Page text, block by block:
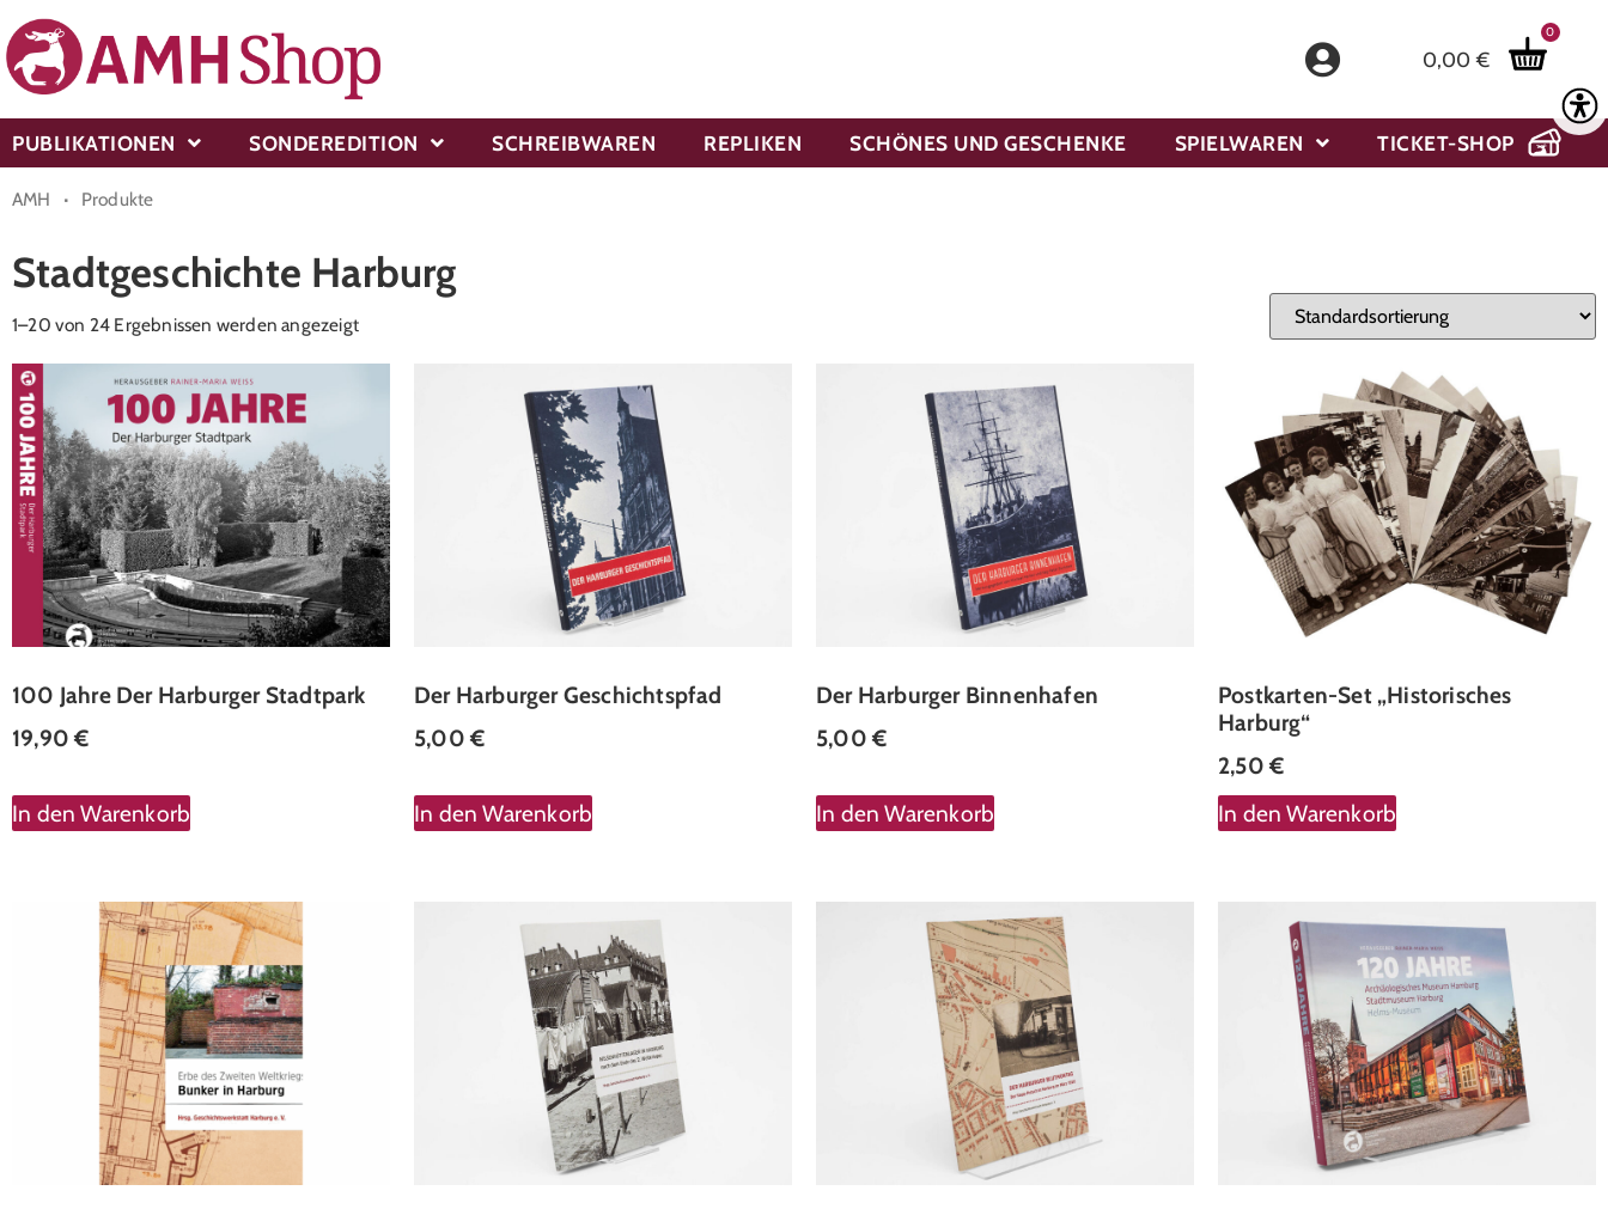
0,00€
0
PUBLIKATIONEN SONDEREDITION SCHREIBWAREN REPLIKEN SCHÖNES UND GESCHENKE SPIELWAREN TICKET-SHOP
AMH · Produkte
Stadtgeschichte Harburg
1–20 von 24 Ergebnissen werden angezeigt
100 Jahre Der Harburger Stadtpark
19,90€
In den Warenkorb
Der Harburger Geschichtspfad
5,00 €
In den Warenkorb
Der Harburger Binnenhafen
5,00 €
In den Warenkorb
Postkarten-Set „Historisches
Harburg“
2,50 €
In den Warenkorb